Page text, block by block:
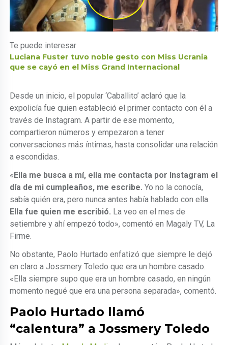
Te puede interesar
Luciana Fuster tuvo noble gesto con Miss Ucrania
que se cayó en el Miss Grand Internacional
Desde un inicio, el popular ‘Caballito’ aclaró que la
expolicía fue quien estableció el primer contacto con él a
través de Instagram. A partir de ese momento,
compartieron números y empezaron a tener
conversaciones más íntimas, hasta consolidar una relación
a escondidas.
« Ella me busca a mí, ella me contacta por Instagram el
día de mi cumpleaños, me escribe. Yo no la conocía,
sabía quién era, pero nunca antes había hablado con ella.
Ella fue quien me escribió. La veo en el mes de
setiembre y ahí empezó todo», comentó en Magaly TV, La
Firme.
No obstante, Paolo Hurtado enfatizó que siempre le dejó
en claro a Jossmery Toledo que era un hombre casado.
«Ella siempre supo que era un hombre casado, en ningún
momento negué que era una persona separada», comentó.
Paolo Hurtado llamó
“calentura” a Jossmery Toledo